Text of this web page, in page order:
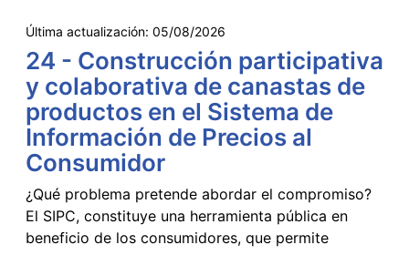
Última actualización: 05/08/2026
24 - Construcción participativa
y colaborativa de canastas de
productos en el Sistema de
Información de Precios al
Consumidor
¿Qué problema pretende abordar el compromiso?
El SIPC, constituye una herramienta pública en
beneficio de los consumidores, que permite